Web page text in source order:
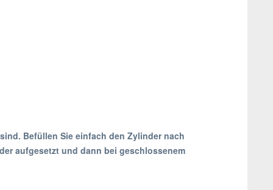
Befüllen Sie einfach den Zylinder nach
aufgesetzt und dann bei geschlossenem